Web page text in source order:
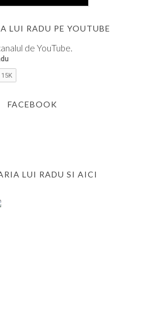
LUI RADU PE YOUTUBE
de YouTube.
FACEBOOK
LUI RADU SI AICI